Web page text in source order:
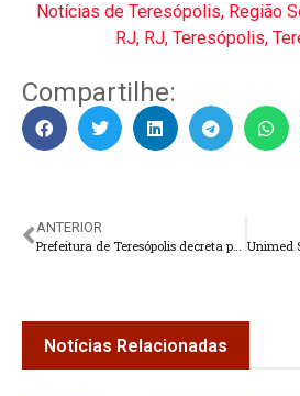
Notícias de Teresópolis, Região
RJ, RJ, Teresópolis,
Compartilhe:
ANTERIOR
Notícias Relacionadas